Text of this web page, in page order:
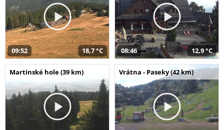
09:52 18,7 °C 08:46 12,9 °C
Martinské hole (39 km) Vrátna - Paseky (42 km)